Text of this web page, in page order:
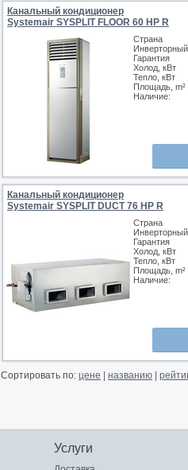
Канальный кондиционер
Systemair SYSPLIT FLOOR 60 HP R
Страна
Инверторный
Гарантия
Холод, кВт
Тепло, кВт
Площадь, m²
Наличие:
Канальный кондиционер
Systemair SYSPLIT DUCT 76 HP R
Страна
Инверторный
Гарантия
Холод, кВт
Тепло, кВт
Площадь, m²
Наличие:
Сортировать по: цене названию
Услуги